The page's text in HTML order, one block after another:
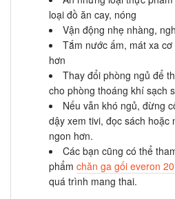
loại đồ ăn cay, nóng
Vận động nhẹ nhàng,
Tắm nước ấm, mát xa
hơn
Thay đổi phòng ngủ để
cho phòng thoáng khí sạch
Nếu vẫn khó ngủ, đừng
dậy xem tivi, đọc sách hoặc
ngon hơn.
Các bạn cũng có thể
phẩm chăn ga gối everon
quá trình mang thai.